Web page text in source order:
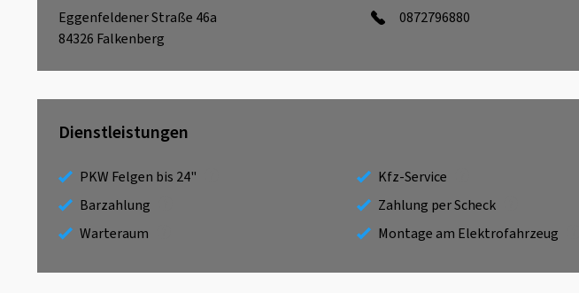
Eggenfeldener Straße 46a
84326 Falkenberg
0872796880
Dienstleistungen
PKW Felgen bis 24"
Kfz-Service
Barzahlung
Zahlung per Scheck
Warteraum
Montage am Elektrofahrzeug